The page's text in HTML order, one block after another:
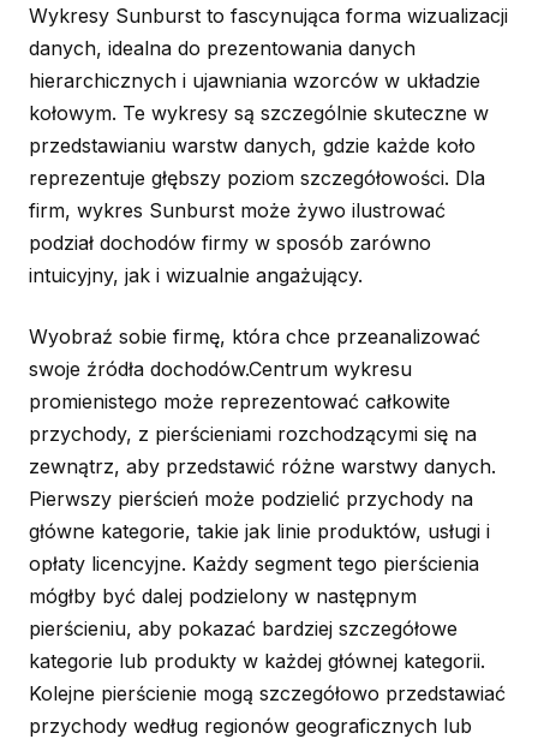
Wykresy Sunburst to fascynująca forma wizualizacji
danych, idealna do prezentowania danych
hierarchicznych i ujawniania wzorców w układzie
kołowym. Te wykresy są szczególnie skuteczne w
przedstawianiu warstw danych, gdzie każde koło
reprezentuje głębszy poziom szczegółowości. Dla
firm, wykres Sunburst może żywo ilustrować
podział dochodów firmy w sposób zarówno
intuicyjny, jak i wizualnie angażujący.
Wyobraź sobie firmę, która chce przeanalizować
swoje źródła dochodów.Centrum wykresu
promienistego może reprezentować całkowite
przychody, z pierścieniami rozchodzącymi się na
zewnątrz, aby przedstawić różne warstwy danych.
Pierwszy pierścień może podzielić przychody na
główne kategorie, takie jak linie produktów, usługi i
opłaty licencyjne. Każdy segment tego pierścienia
mógłby być dalej podzielony w następnym
pierścieniu, aby pokazać bardziej szczegółowe
kategorie lub produkty w każdej głównej kategorii.
Kolejne pierścienie mogą szczegółowo przedstawiać
przychody według regionów geograficznych lub